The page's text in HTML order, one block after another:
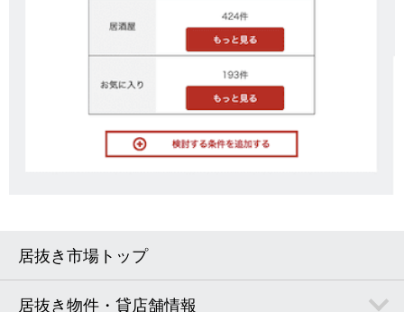
居抜き市場トップ
居抜き物件・貸店舗情報